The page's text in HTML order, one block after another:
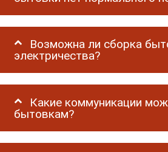
Возможна ли сборка
электричества?
Какие коммуникации
бытовкам?